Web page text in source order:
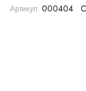
Артикул: 000404